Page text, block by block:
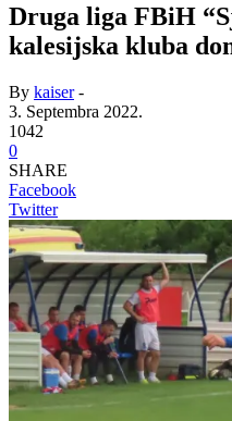
Druga liga FBiH
kalesijska kluba
By kaiser-
3. Septembra 2022.
1042
0
SHARE
Facebook
Twitter